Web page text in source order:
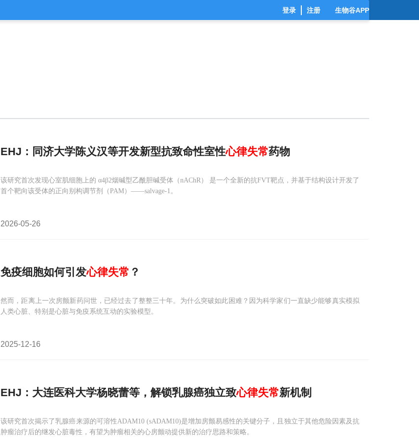
登录 注册 生物谷APP
EHJ：同济大学陈义汉等开发新型抗致命性室性心律失常药物
该研究首次发现心室肌细胞上的 α4β2烟碱型乙酰胆碱受体（nAChR） 是一个全新的抗FVT靶点，并基于结构设计开发了
首个靶向该受体的正向别构调节剂（PAM）——salvage-1。
2026-05-26
免疫细胞如何引发心律失常 ？
然而，距离上一次房颤新药问世，已经过去了整整三十年。为什么突破如此困难？因为科学家们一直缺少能够真实模拟
人类心脏、特别是心脏与免疫系统互动的实验模型。
2025-12-16
EHJ：大连医科大学杨晓蕾等，解锁乳腺癌独立致心律失常新机制
该研究首次揭示了乳腺癌来源的可溶性ADAM10 (sADAM10)是增加房颤易感性的关键分子，且独立于其他危险因素及抗
肿瘤治疗后的继发心脏毒性，有望为肿瘤相关的心房颤动提供新的治疗思路和策略。